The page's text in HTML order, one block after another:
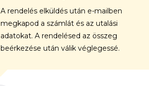
A rendelés elküldés után e-mailben
megkapod a számlát és az utalási
adatokat. A rendelésed az összeg
beérkezése után válik véglegessé.